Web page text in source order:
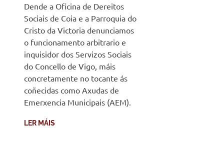
Dende a Oficina de Dereitos
Sociais de Coia e a Parroquia do
Cristo da Victoria denunciamos
o funcionamento arbitrario e
inquisidor dos Servizos Sociais
do Concello de Vigo, máis
concretamente no tocante ás
coñecidas como Axudas de
Emerxencia Municipais (AEM).
LER MÁIS